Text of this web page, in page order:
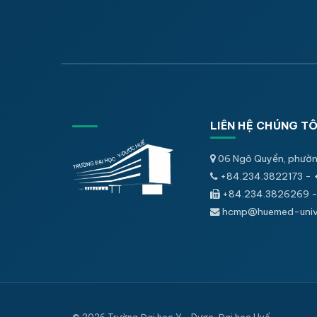
LIÊN HỆ CHÚNG
06 Ngô Quyền,
+84.234.3822173 -
+84.234.3826269
hcmp@huemed-